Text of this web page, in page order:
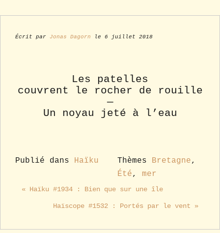
Écrit par Jonas Dagorn le 6 juillet 2018
Les patelles
couvrent le rocher de rouille
—
Un noyau jeté à l’eau
Publié dans Haïku Thèmes Bretagne,
Été, mer
« Haïku #1934 : Bien que sur une île
Haïscope #1532 : Portés par le vent »